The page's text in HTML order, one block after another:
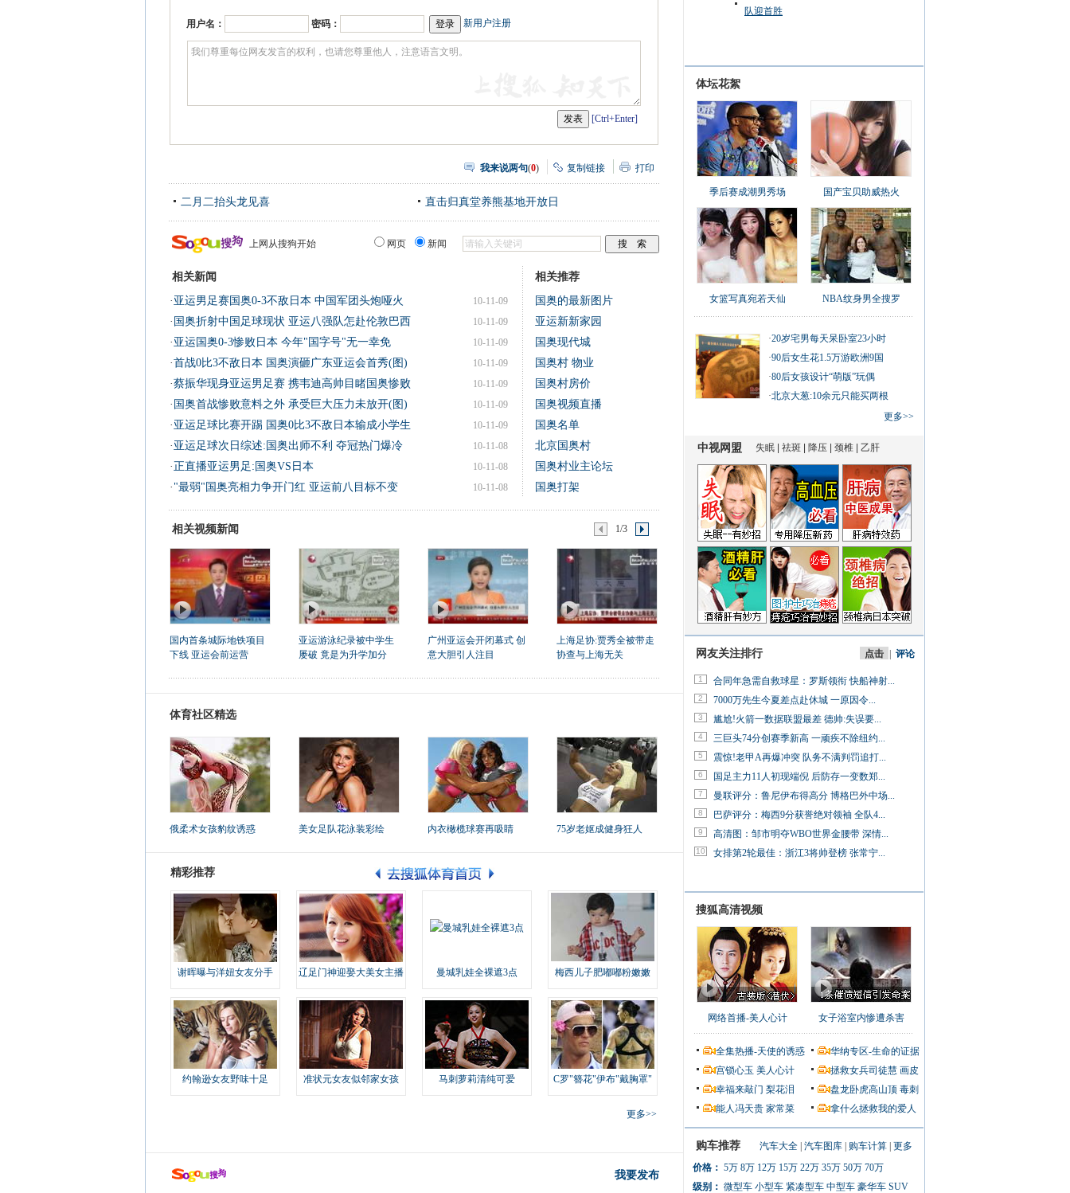
用户名： 密码： 新用户注册
[Ctrl+Enter]
我来说两句(0) 复制链接 打印
二月二抬头龙见喜 直击归真堂养熊基地开放日
上网从搜狗开始 网页 新闻
相关新闻
10-11-09
· 亚运男足赛国奥0-3不敌日本 中国军团头炮哑火
10-11-09
· 国奥折射中国足球现状 亚运八强队怎赴伦敦巴西
10-11-09
· 亚运国奥0-3惨败日本 今年"国字号"无一幸免
10-11-09
·首战0比3不敌日本 国奥演砸广东亚运会首秀(图)
10-11-09
·蔡振华现身亚运男足赛 携韦迪高帅目睹国奥惨败
10-11-09
· 国奥首战惨败意料之外 承受巨大压力未放开(图)
10-11-09
· 亚运足球比赛开踢 国奥0比3不敌日本输成小学生
10-11-08
· 亚运足球次日综述:国奥出师不利 夺冠热门爆冷
10-11-08
· 正直播亚运男足:国奥VS日本
10-11-08
· "最弱"国奥亮相力争开门红 亚运前八目标不变
相关推荐
国奥的最新图片
亚运新新家园
国奥现代城
国奥村 物业
国奥村房价
国奥视频直播
国奥名单
北京国奥村
国奥村业主论坛
国奥打架
相关视频新闻 1/3
国内首条城际地铁项目
下线 亚运会前运营
亚运游泳纪录被中学生
屡破 竟是为升学加分
广州亚运会开闭幕式 创
意大胆引人注目
上海足协:贾秀全被带走
协查与上海无关
体育社区精选
俄柔术女孩豹纹诱惑 美女足队花泳装彩绘 内衣橄榄球赛再吸睛 75岁老妪成健身狂人
精彩推荐
谢晖曝与洋妞女友分手 辽足门神迎娶大美女主播 曼城乳娃全裸遮3点 梅西儿子肥嘟嘟粉嫩嫩
约翰逊女友野味十足 准状元女友似邻家女孩 马刺萝莉清纯可爱 C罗"簪花"伊布"戴胸罩"
更多>>
我要发布
体坛花絮
季后赛成潮男秀场 国产宝贝助威热火
女篮写真宛若天仙 NBA纹身男全搜罗
·20岁宅男每天呆卧室23小时
·90后女生花1.5万游欧洲9国
·80后女孩设计“萌版”玩偶
·北京大葱:10余元只能买两根
更多>>
网友关注排行 点击 评论
1 合同年急需自救球星：罗斯领衔 快船神射...
2 7000万先生今夏差点赴休城 一原因令...
3 尴尬!火箭一数据联盟最差 德帅:失误要...
4 三巨头74分创赛季新高 一顽疾不除纽约...
5 震惊!老甲A再爆冲突 队务不满判罚追打...
6 国足主力11人初现端倪 后防存一变数郑...
7 曼联评分：鲁尼伊布得高分 博格巴外中场...
8 巴萨评分：梅西9分获誉绝对领袖 全队4...
9 高清图：邹市明夺WBO世界金腰带 深情...
10 女排第2轮最佳：浙江3将帅登榜 张常宁...
搜狐高清视频
网络首播-美人心计 女子浴室内惨遭杀害
全集热播-天使的诱惑
华纳专区-生命的证据
宫锁心玉 美人心计 拯救女兵司徒慧 画皮
幸福来敲门 梨花泪 盘龙卧虎高山顶 毒刺
能人冯天贵 家常菜 拿什么拯救我的爱人
购车推荐 汽车大全 汽车图库 购车计算 更多
价格： 5万 8万 12万 15万 22万 35万 50万 70万
级别： 微型车 小型车 紧凑型车 中型车 豪华车 SUV